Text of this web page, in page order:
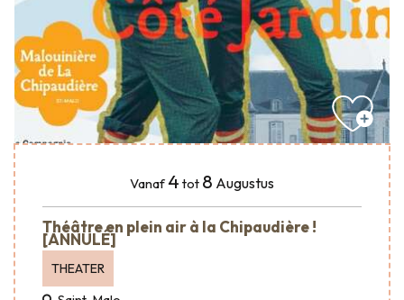
Vanaf4 tot 8 Augustus
Théâtre en plein air à la Chipaudière !
[ANNULÉ]
THEATER